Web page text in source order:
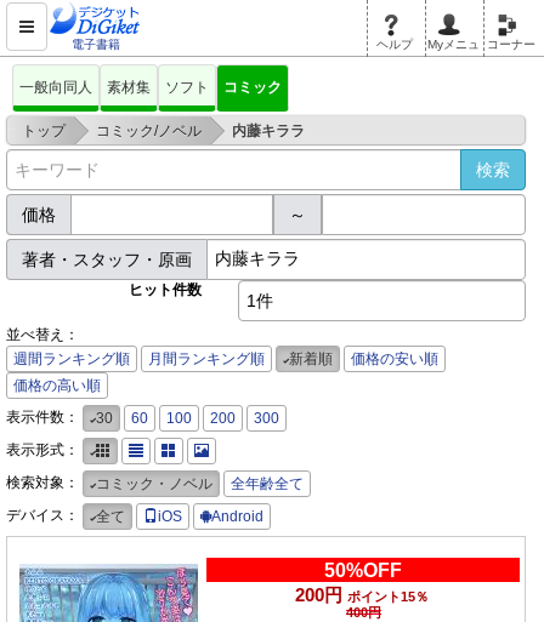
電子書籍 ヘルプ Myメニュ コーナー
一般向同人 素材集 ソフト コミック
トップ > コミック/ノベル > 内藤キララ
価格 ～
著者・スタッフ・原画
ヒット件数
1件
並べ替え：
週間ランキング順
月間ランキング順 新着順
価格の安い順
価格の高い順
表示件数：
30 60 100 200
300
表示形式：
検索対象：
コミック・ノベル
全年齢全て
デバイス：
全て iOS Android
50%OFF
200円 ポイント15％
400円